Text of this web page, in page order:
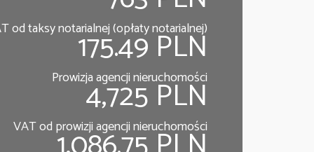
od taksy notarialnej (opłaty notarialnej)
175.49 PLN
Prowizja agencji nieruchomości
4,725 PLN
VAT od prowizji agencji nieruchomości